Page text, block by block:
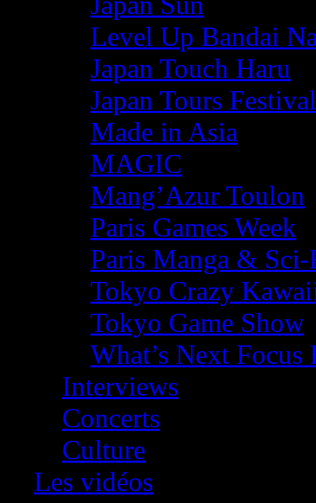
Level Up Bandai
Japan Touch Haru
Japan Tours Festival
Made in Asia
MAGIC
Mang’Azur Toulon
Paris Games Week
Paris Manga &
Tokyo Crazy
Tokyo Game Show
What’s Next
Interviews
Concerts
Culture
Les vidéos